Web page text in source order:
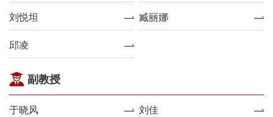
刘悦坦 臧丽娜
邱凌
副教授
于晓风 刘佳